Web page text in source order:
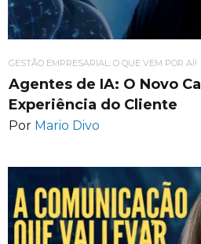
GESTÃO EMPRESARIAL: O QUE VEM POR AÍ!
Agentes de IA: O Novo
Experiência do Cliente
Por Mario Divo